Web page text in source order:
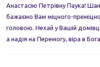
Анастасію Петрівну Паука!
бажаємо Вам міцного-
головою. Нехай у Вашій домівці
а надія на Перемогу, віра в